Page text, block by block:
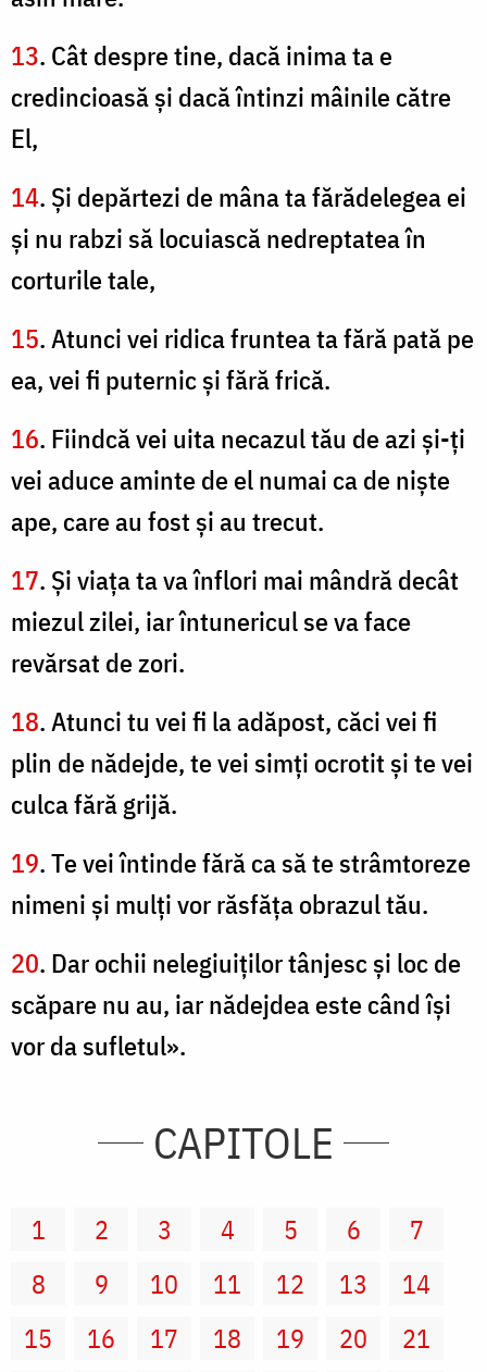
13. Cât despre tine, dacă inima ta e
credincioasă şi dacă întinzi mâinile către
El,
14. Şi depărtezi de mâna ta fărădelegea ei
şi nu rabzi să locuiască nedreptatea în
corturile tale,
15. Atunci vei ridica fruntea ta fără pată pe
ea, vei fi puternic şi fără frică.
16. Fiindcă vei uita necazul tău de azi şi-ţi
vei aduce aminte de el numai ca de nişte
ape, care au fost şi au trecut.
17. Şi viaţa ta va înflori mai mândră decât
miezul zilei, iar întunericul se va face
revărsat de zori.
18. Atunci tu vei fi la adăpost, căci vei fi
plin de nădejde, te vei simţi ocrotit şi te vei
culca fără grijă.
19. Te vei întinde fără ca să te strâmtoreze
nimeni şi mulţi vor răsfăţa obrazul tău.
20. Dar ochii nelegiuiţilor tânjesc şi loc de
scăpare nu au, iar nădejdea este când îşi
vor da sufletul».
CAPITOLE
1 2 3 4 5 6
7
8
9 10 11 12 13
14
15
16 17 18 19 20 21